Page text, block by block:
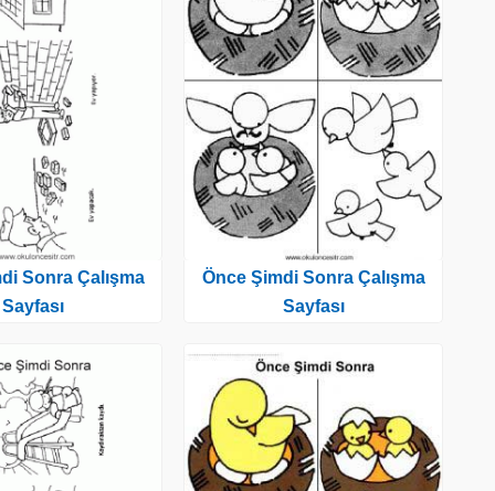
Sonra Çalışma
Sayfası
Önce Şimdi Sonra Çalışma
Sayfası